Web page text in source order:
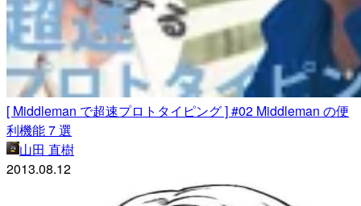
[ Middleman で超速プロトタイピング ] #02 Middleman の便
利機能 7 選
山田 直樹
2013.08.12